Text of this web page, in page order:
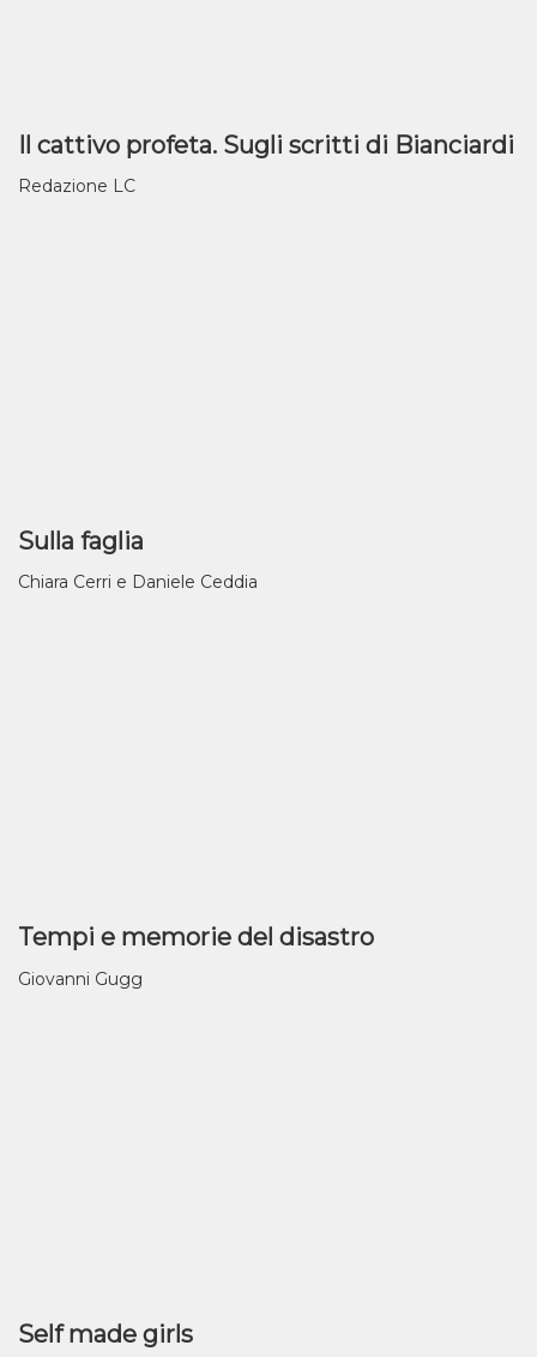
Il cattivo profeta. Sugli scritti di Bianciardi
Redazione LC
Sulla faglia
Chiara Cerri e Daniele Ceddia
Tempi e memorie del disastro
Giovanni Gugg
Self made girls